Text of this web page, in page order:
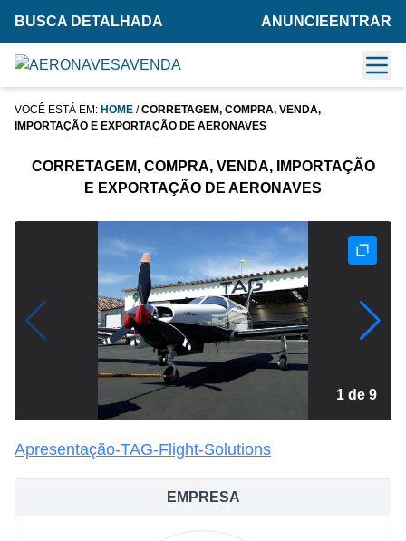
BUSCA DETALHADA ANUNCIE ENTRAR
VOCÊ ESTÁ EM: HOME /CORRETAGEM, COMPRA, VENDA,
IMPORTAÇÃO E EXPORTAÇÃO DE AERONAVES
CORRETAGEM, COMPRA, VENDA, IMPORTAÇÃO
E EXPORTAÇÃO DE AERONAVES
1 de 9
Apresentação-TAG-Flight-Solutions
EMPRESA